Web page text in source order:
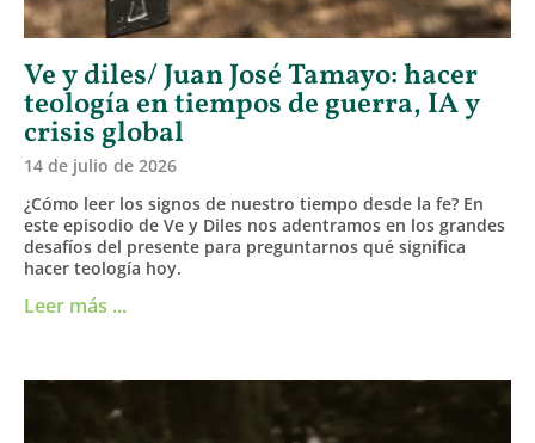
Ve y diles/ Juan José Tamayo: hacer
teología en tiempos de guerra, IA y
crisis global
14 de julio de 2026
¿Cómo leer los signos de nuestro tiempo desde la fe? En
este episodio de Ve y Diles nos adentramos en los grandes
desafíos del presente para preguntarnos qué significa
hacer teología hoy.
Leer más ...